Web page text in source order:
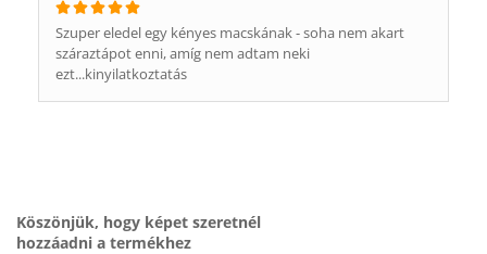
Szuper eledel egy kényes macskának - soha nem akart
száraztápot enni, amíg nem adtam neki
ezt...kinyilatkoztatás
Köszönjük, hogy képet szeretnél
hozzáadni a termékhez